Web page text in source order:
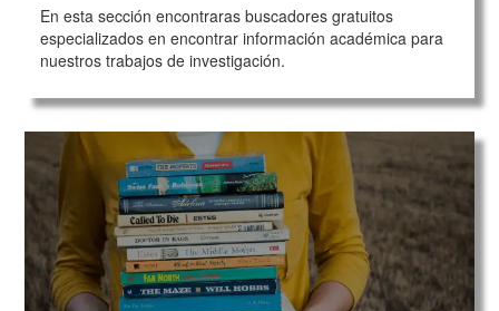
En esta sección encontraras buscadores gratuitos
especializados en encontrar información académica para
nuestros trabajos de investigación.